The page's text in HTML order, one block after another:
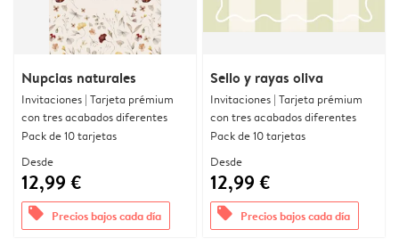
Nupcias naturales
Invitaciones | Tarjeta prémium
con tres acabados diferentes
Pack de 10 tarjetas
Desde
12,99 €
offers Precios bajos cada día
Sello y rayas oliva
Invitaciones | Tarjeta prémium
con tres acabados diferentes
Pack de 10 tarjetas
Desde
12,99 €
offers Precios bajos cada día